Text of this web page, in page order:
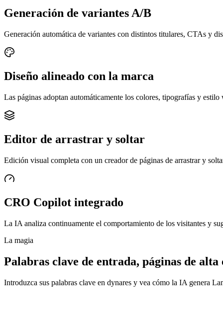
Generación de variantes A/B
Generación automática de variantes con distintos titulares, CTAs y
Diseño alineado con la marca
Las páginas adoptan automáticamente los colores, tipografías y
Editor de arrastrar y soltar
Edición visual completa con un creador de páginas de arrastrar y
CRO Copilot integrado
La IA analiza continuamente el comportamiento de los visitantes y
La magia
Palabras clave de entrada, páginas de alta
Introduzca sus palabras clave en dynares y vea cómo la IA genera